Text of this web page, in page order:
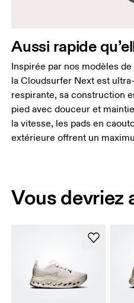
Aussi rapide
Inspirée par nos modèles
la Cloudsurfer Next est
respirante, sa construction
pied avec douceur et
la vitesse, les pads en
extérieure offrent un
Vous devriez